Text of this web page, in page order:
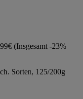
(Insgesamt -23%
Sorten, 125/200g